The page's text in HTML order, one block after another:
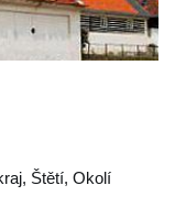
, Štětí, Okolí